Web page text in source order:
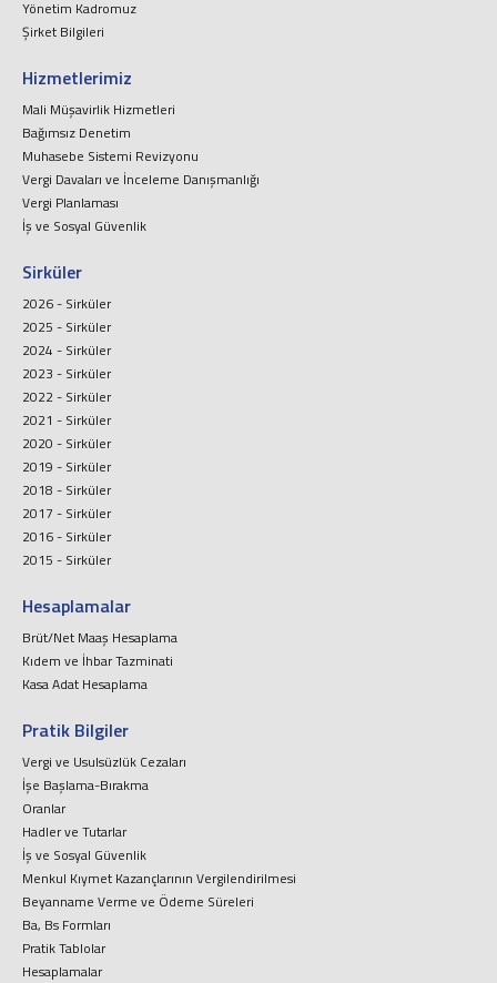
Yönetim Kadromuz
Şirket Bilgileri
Hizmetlerimiz
Mali Müşavirlik Hizmetleri
Bağımsız Denetim
Muhasebe Sistemi Revizyonu
Vergi Davaları ve İnceleme Danışmanlığı
Vergi Planlaması
İş ve Sosyal Güvenlik
Sirküler
2026 - Sirküler
2025 - Sirküler
2024 - Sirküler
2023 - Sirküler
2022 - Sirküler
2021 - Sirküler
2020 - Sirküler
2019 - Sirküler
2018 - Sirküler
2017 - Sirküler
2016 - Sirküler
2015 - Sirküler
Hesaplamalar
Brüt/Net Maaş Hesaplama
Kıdem ve İhbar Tazminati
Kasa Adat Hesaplama
Pratik Bilgiler
Vergi ve Usulsüzlük Cezaları
İşe Başlama-Bırakma
Oranlar
Hadler ve Tutarlar
İş ve Sosyal Güvenlik
Menkul Kıymet Kazançlarının Vergilendirilmesi
Beyanname Verme ve Ödeme Süreleri
Ba, Bs Formları
Pratik Tablolar
Hesaplamalar